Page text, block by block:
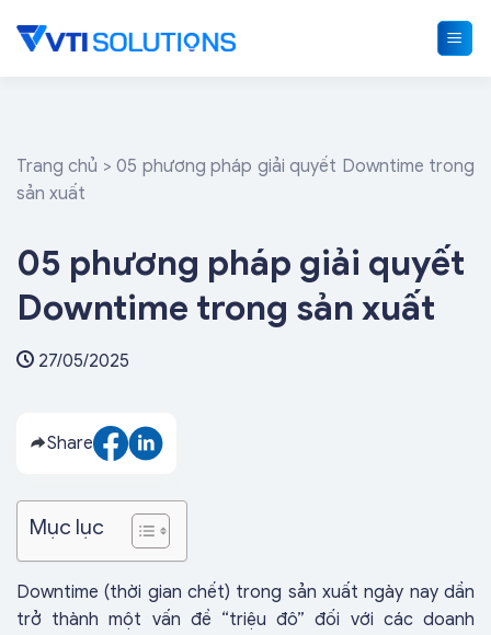
Trang chủ >05 phương pháp giải quyết Downtime trong
sản xuất
05 phương pháp giải quyết
Downtime trong sản xuất
27/05/2025
Share
Mục lục
Downtime (thời gian chết) trong sản xuất ngày nay dần
trở thành một vấn đề “triệu đô” đối với các doanh